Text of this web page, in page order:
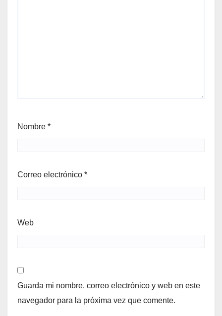
Nombre *
Correo electrónico *
Web
Guarda mi nombre, correo electrónico y web en este
navegador para la próxima vez que comente.